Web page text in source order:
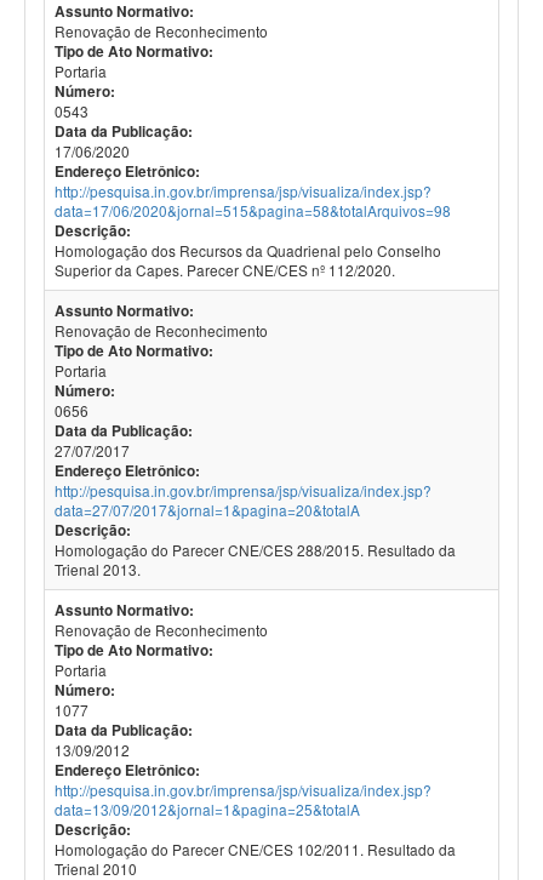
Assunto Normativo:
Renovação de Reconhecimento
Tipo de Ato Normativo:
Portaria
Número:
0543
Data da Publicação:
17/06/2020
Endereço Eletrônico:
http://pesquisa.in.gov.br/imprensa/jsp/visualiza/index.jsp?
data=17/06/2020&jornal=515&pagina=58&totalArquivos=98
Descrição:
Homologação dos Recursos da Quadrienal pelo Conselho
Superior da Capes. Parecer CNE/CES nº 112/2020.
Assunto Normativo:
Renovação de Reconhecimento
Tipo de Ato Normativo:
Portaria
Número:
0656
Data da Publicação:
27/07/2017
Endereço Eletrônico:
http://pesquisa.in.gov.br/imprensa/jsp/visualiza/index.jsp?
data=27/07/2017&jornal=1&pagina=20&totalA
Descrição:
Homologação do Parecer CNE/CES 288/2015. Resultado da
Trienal 2013.
Assunto Normativo:
Renovação de Reconhecimento
Tipo de Ato Normativo:
Portaria
Número:
1077
Data da Publicação:
13/09/2012
Endereço Eletrônico:
http://pesquisa.in.gov.br/imprensa/jsp/visualiza/index.jsp?
data=13/09/2012&jornal=1&pagina=25&totalA
Descrição:
Homologação do Parecer CNE/CES 102/2011. Resultado da
Trienal 2010